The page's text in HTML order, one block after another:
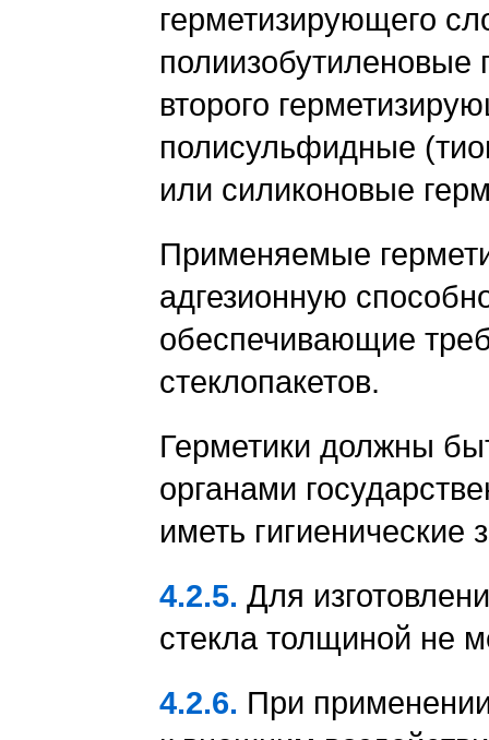
герметизирующего
полиизобутиленовые
второго
полисульфидные
или силиконовые
Применяемые
адгезионную
обеспечивающие
стеклопакетов.
Герметики должны
органами
иметь гигиенические
4.2.5. Для
стекла толщиной не
4.2.6. При